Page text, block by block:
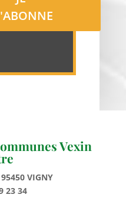
Vexin
VIGNY
23 34